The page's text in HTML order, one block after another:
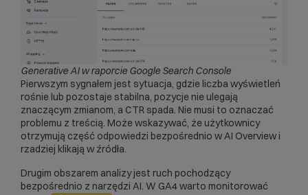
Generative AI w raporcie Google Search Console
Pierwszym sygnałem jest sytuacja, gdzie liczba wyświetleń
rośnie lub pozostaje stabilna, pozycje nie ulegają
znaczącym zmianom, a CTR spada. Nie musi to oznaczać
problemu z treścią. Może wskazywać, że użytkownicy
otrzymują część odpowiedzi bezpośrednio w AI Overview i
rzadziej klikają w źródła.
Drugim obszarem analizy jest ruch pochodzący
bezpośrednio z narzędzi AI. W GA4 warto monitorować